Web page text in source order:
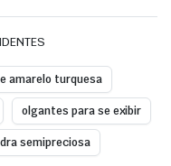
amarelo turquesa
olgantes para se exibir
semipreciosa